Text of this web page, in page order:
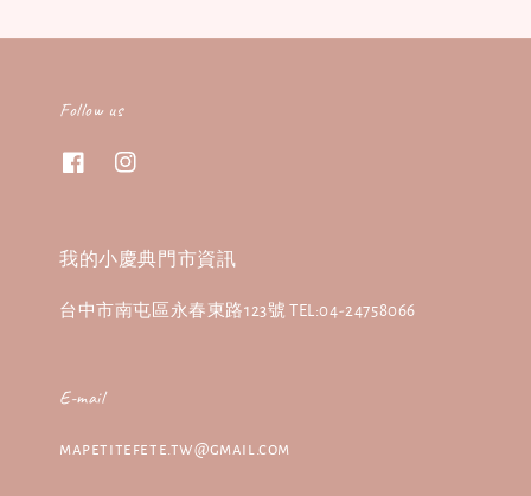
Follow us
我的小慶典門市資訊
台中市南屯區永春東路123號 TEL:04-24758066
E-mail
mapetitefete.tw@gmail.com